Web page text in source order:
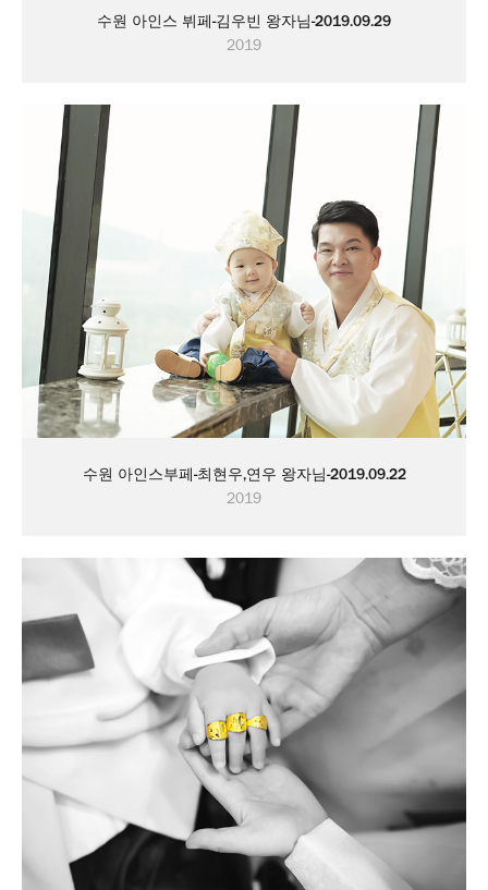
수원 아인스 뷔페-김우빈 왕자님-2019.09.29
2019
수원 아인스부페-최현우,연우 왕자님-2019.09.22
2019